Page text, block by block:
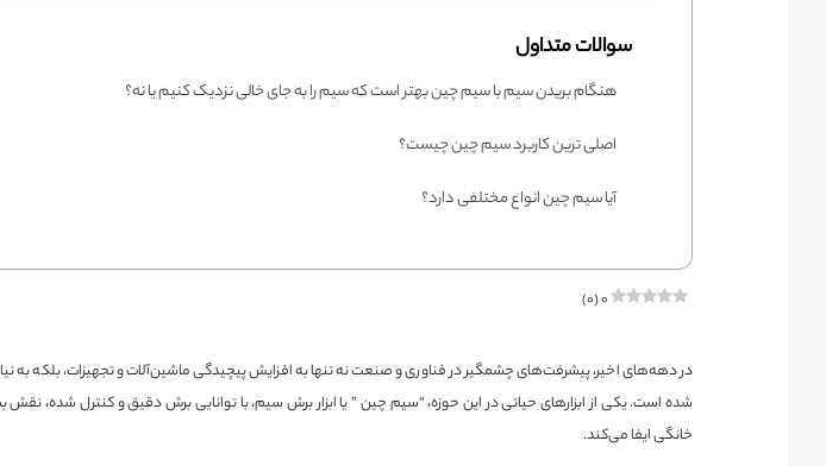
سوالات متداول
هنگام بریدن سیم با سیم چین بهتر است که سیم را به جای خالی نزدیک کنیم یا نه؟
اصلی ترین کاربرد سیم چین چیست؟
آیا سیم چین انواع مختلفی دارد؟
۰(۰)
در دهه‌های اخیر، پیشرفت‌های چشمگیر در فناوری و صنعت نه تنها به افزایش پیچیدگی ماشین‌آلات و تجهیزات، بلکه به
شده است. یکی از ابزارهای حیاتی در این حوزه، “سیم چین ” یا ابزار برش سیم، با توانایی برش دقیق و کنترل شده،
خانگی ایفا می‌کند.